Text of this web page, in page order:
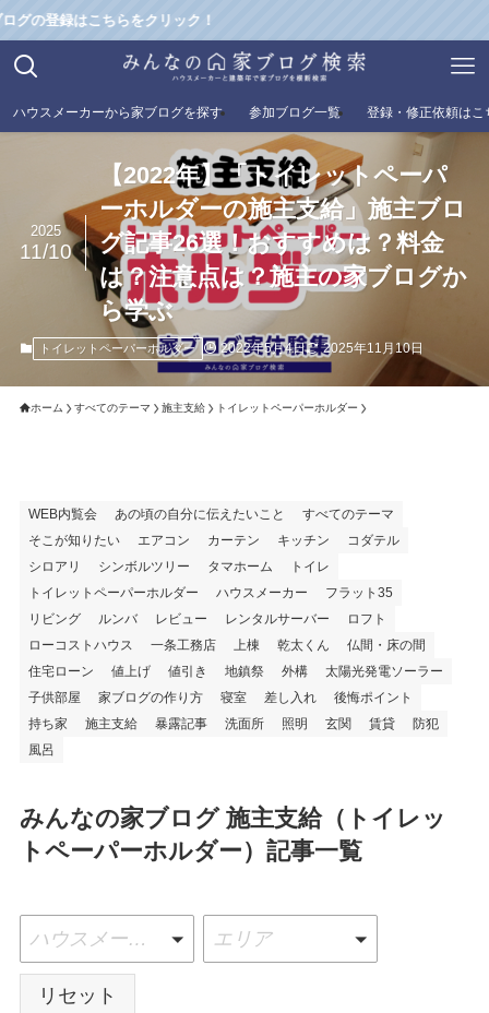
こちらをクリック！
ハウスメーカーから家ブログを探す 参加ブログ一覧 登録・修正依頼はこ
【2022年】「トイレットペーパ
ーホルダーの施主支給」施主ブロ
グ記事26選！おすすめは？料金
は？注意点は？施主の家ブログか
ら学ぶ
2025
11/10
トイレットペーパーホルダー 2022年5月4日 2025年11月10日
ホーム すべてのテーマ 施主支給 トイレットペーパーホルダー
WEB内覧会 あの頃の自分に伝えたいこと
すべてのテーマ
そこが知りたい
エアコン カーテン キッチン
コダテル
シロアリ
シンボルツリー タマホーム
トイレ
トイレットペーパーホルダー
ハウスメーカー
フラット35
リビング
ルンバ レビュー レンタルサーバー
ロフト
ローコストハウス
一条工務店 上棟 乾太くん
仏間・床の間
住宅ローン
値上げ 値引き 地鎮祭 外構
太陽光発電ソーラー
子供部屋
家ブログの作り方 寝室 差し入れ
後悔ポイント
持ち家
施主支給 暴露記事 洗面所 照明 玄関 賃貸
防犯
風呂
みんなの家ブログ 施主支給（トイレッ
トペーパーホルダー）記事一覧
ハウスメーカー エリア
リセット